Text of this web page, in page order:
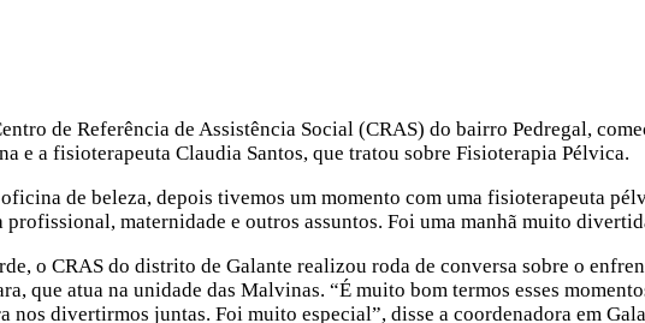
de Referência de Assistência Social (CRAS) do bairro Pedregal,
e a fisioterapeuta Claudia Santos, que tratou sobre Fisioterapia Pélvica.
de beleza, depois tivemos um momento com uma fisioterapeuta
maternidade e outros assuntos. Foi uma manhã muito
o CRAS do distrito de Galante realizou roda de conversa sobre o
que atua na unidade das Malvinas. “É muito bom termos esses
nos divertirmos juntas. Foi muito especial”, disse a coordenadora em